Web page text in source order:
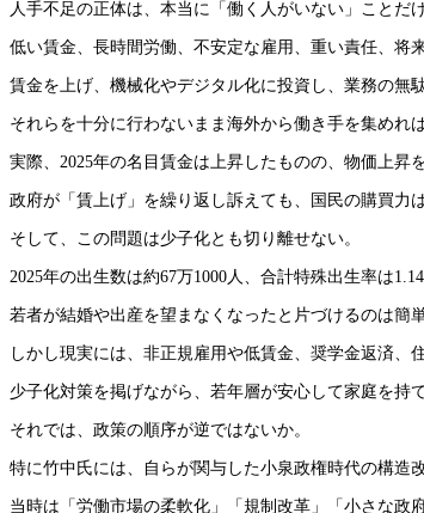
人手不足の正体は、本当に「働く人がいない」ことだ
低い賃金、長時間労働、不安定な雇用、重い責任、将
賃金を上げ、機械化やデジタル化に投資し、業務の無
それらを十分に行わないまま海外から働き手を集めれ
実際、2025年の名目賃金は上昇したものの、物価上昇
政府が「賃上げ」を繰り返し訴えても、国民の購買力
そして、この問題は少子化とも切り離せない。
2025年の出生数は約67万1000人、合計特殊出生率は
若者が結婚や出産を望まなくなったと片づけるのは簡単
しかし現実には、非正規雇用や低賃金、奨学金返済、
少子化対策を掲げながら、若年層が安心して家庭を持
それでは、政策の順序が逆ではないか。
特に竹中氏には、自らが関与した小泉政権時代の構造
当時は「労働市場の柔軟化」「規制改革」「小さな政